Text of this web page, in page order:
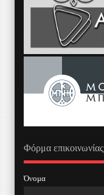
Φόρμα επικοινωνίας
Όνομα